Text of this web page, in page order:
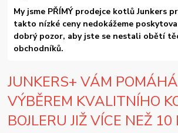
My jsme PŘÍMÝ prodejce kotlů Junkers
takto nízké ceny nedokážeme
dobrý pozor, aby jste se nestali obětí
obchodníků.
JUNKERS+ VÁM
VÝBĚREM KVALITNÍHO
BOJLERU JIŽ VÍCE NEŽ 10